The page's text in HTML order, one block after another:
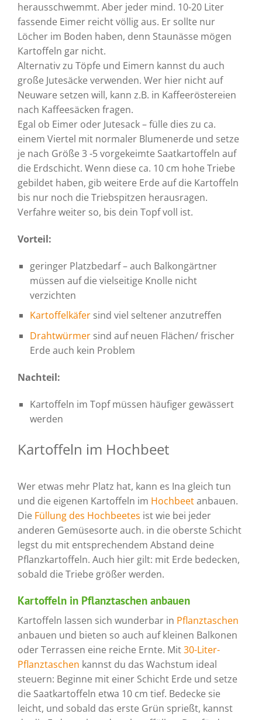
herausschwemmt. Aber jeder mind. 10-20 Liter
fassende Eimer reicht völlig aus. Er sollte nur
Löcher im Boden haben, denn Staunässe mögen
Kartoffeln gar nicht.
Alternativ zu Töpfe und Eimern kannst du auch
große Jutesäcke verwenden. Wer hier nicht auf
Neuware setzen will, kann z.B. in Kaffeeröstereien
nach Kaffeesäcken fragen.
Egal ob Eimer oder Jutesack – fülle dies zu ca.
einem Viertel mit normaler Blumenerde und setze
je nach Größe 3 -5 vorgekeimte Saatkartoffeln auf
die Erdschicht. Wenn diese ca. 10 cm hohe Triebe
gebildet haben, gib weitere Erde auf die Kartoffeln
bis nur noch die Triebspitzen herausragen.
Verfahre weiter so, bis dein Topf voll ist.
Vorteil:
geringer Platzbedarf – auch Balkongärtner
müssen auf die vielseitige Knolle nicht
verzichten
Kartoffelkäfer sind viel seltener anzutreffen
Drahtwürmer sind auf neuen Flächen/ frischer
Erde auch kein Problem
Nachteil:
Kartoffeln im Topf müssen häufiger gewässert
werden
Kartoffeln im Hochbeet
Wer etwas mehr Platz hat, kann es Ina gleich tun
und die eigenen Kartoffeln im Hochbeetanbauen.
Die Füllung des Hochbeetes ist wie bei jeder
anderen Gemüsesorte auch. in die oberste Schicht
legst du mit entsprechendem Abstand deine
Pflanzkartoffeln. Auch hier gilt: mit Erde bedecken,
sobald die Triebe größer werden.
Kartoffeln in Pflanztaschen anbauen
Kartoffeln lassen sich wunderbar in Pflanztaschen
anbauen und bieten so auch auf kleinen Balkonen
oder Terrassen eine reiche Ernte. Mit30-Liter-
Pflanztaschen kannst du das Wachstum ideal
steuern: Beginne mit einer Schicht Erde und setze
die Saatkartoffeln etwa 10 cm tief. Bedecke sie
leicht, und sobald das erste Grün sprießt, kannst